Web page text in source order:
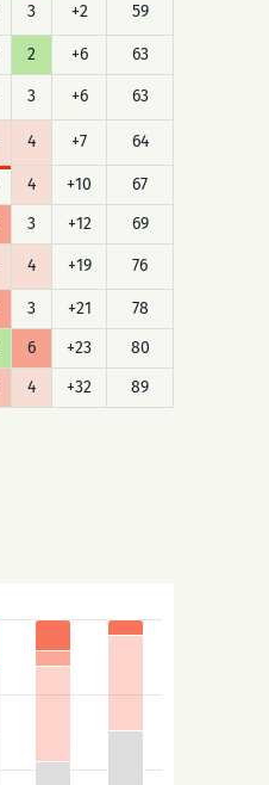
3 +2 59
2 +6 63
3 +6 63
4 +7 64
4 +10
67
3 +12 69
4 +19 76
3 +21
78
6 +23
80
4 +32 89